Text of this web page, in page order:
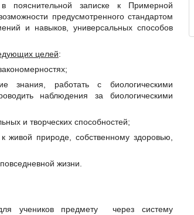
пояснительной записке к Примерной
предусмотренного стандартом
и навыков, универсальных способов
целей:
знания, работать с биологическими
наблюдения за биологическими
и творческих способностей;
живой природе, собственному здоровью,
жизни.
учеников предмету через систему